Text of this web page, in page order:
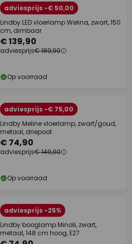
adviesprijs -€ 50,00
Lindby LED vloerlamp Welina, zwart, 150
cm, dimbaar
€ 139,90
adviesprijs€ 189,90
Op voorraad
adviesprijs -€ 75,00
Lindby Meline vloerlamp, zwart/goud,
metaal, driepoot
€ 74,90
adviesprijs€ 149,90
Op voorraad
adviesprijs -25%
Lindby booglamp Minali, zwart,
metaal, 148 cm hoog, E27